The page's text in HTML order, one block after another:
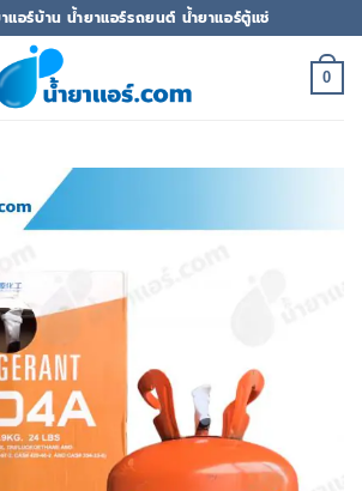
แอร์บ้าน น้ำยาแอร์รถยนต์ น้ำยาแอร์ตู้แช่
0